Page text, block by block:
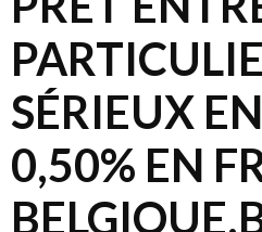
SÉRIEUX
0,50% EN